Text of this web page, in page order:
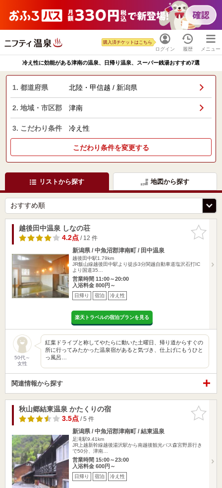
ログイン
購入済チケットはこちら
履歴 メニュー
冷え性に効能がある津南の温泉、日帰り温泉、スーパー銭湯おすすめ7選
1. 都道府県 北陸・甲信越 / 新潟県
2. 地域・市区郡 津南
3. こだわり条件 冷え性
こだわり条件を変更する
リストから探す 地図から探す
お気に入
りに追加
越後田中温泉 しなの荘
4.2点/ 12 件
新潟県 / 中魚沼郡津南町 / 田中温泉
越後田中駅1.79km
JR飯山線越後田中駅より徒歩3分関越自動車道塩沢石打IC
より国道35…
営業時間 11:00～20:00
入浴料金 800円～
日帰り 宿泊 冷え性
楽天トラベルの宿泊プランを見る
50代～
女性
紅葉ドライブと称してやたらに動いた土曜日、帰り道からすぐの
所に行ってみたかった温泉宿があると気づき、仕上げにもうひと
っ風呂…
関連情報から探す
お気に入
りに追加
秋山郷結東温泉 かたくりの宿
3.5点/ 5 件
新潟県 / 中魚沼郡津南町 / 結東温泉
足滝駅9.41km
JR上越新幹線越後湯沢駅から南越後観光バス森宮野原行き
で50分、津南…
営業時間 15:00～23:00
入浴料金 600円～
日帰り 宿泊 冷え性